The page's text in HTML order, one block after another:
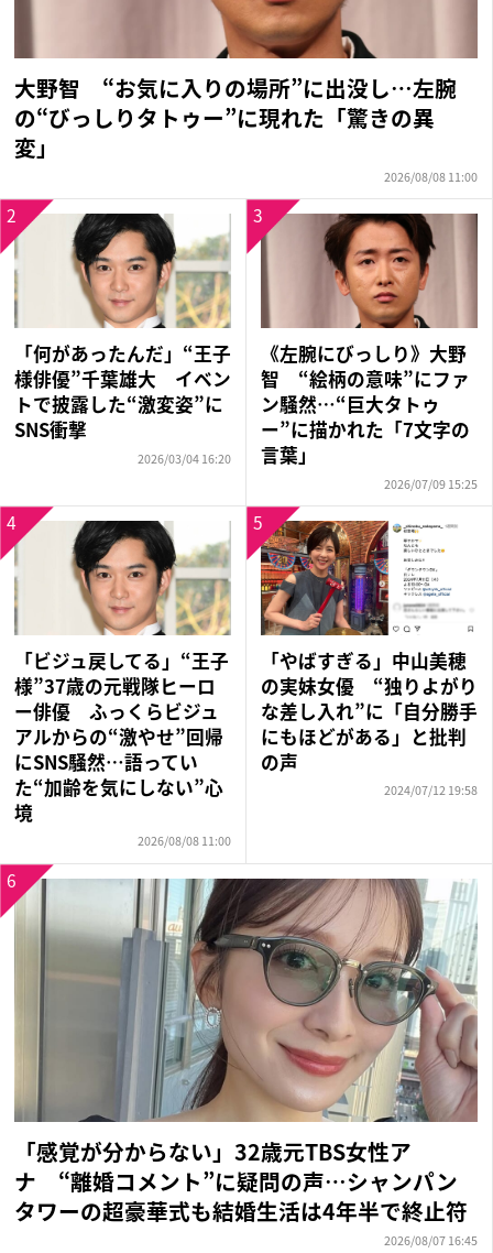
大野智 “お気に入りの場所”に出没し…左腕
の“びっしりタトゥー”に現れた「驚きの異
変」
2026/08/08 11:00
「何があったんだ」“王子
様俳優”千葉雄大 イベン
トで披露した“激変姿”に
SNS衝撃
2026/03/04 16:20
2
《左腕にびっしり》大野
智 “絵柄の意味”にファ
ン騒然…“巨大タトゥ
ー”に描かれた「7文字の
言葉」
2026/07/09 15:25
3
「ビジュ戻してる」“王子
様”37歳の元戦隊ヒーロ
ー俳優 ふっくらビジュ
アルからの“激やせ”回帰
にSNS騒然…語ってい
た“加齢を気にしない”心
境
2026/08/08 11:00
4
「やばすぎる」中山美穂
の実妹女優 “独りよがり
な差し入れ”に「自分勝手
にもほどがある」と批判
の声
2024/07/12 19:58
5
「感覚が分からない」32歳元TBS女性ア
ナ “離婚コメント”に疑問の声…シャンパン
タワーの超豪華式も結婚生活は4年半で終止符
2026/08/07 16:45
6